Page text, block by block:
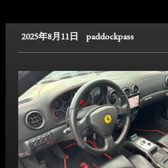
2025年8月11日 paddockpass